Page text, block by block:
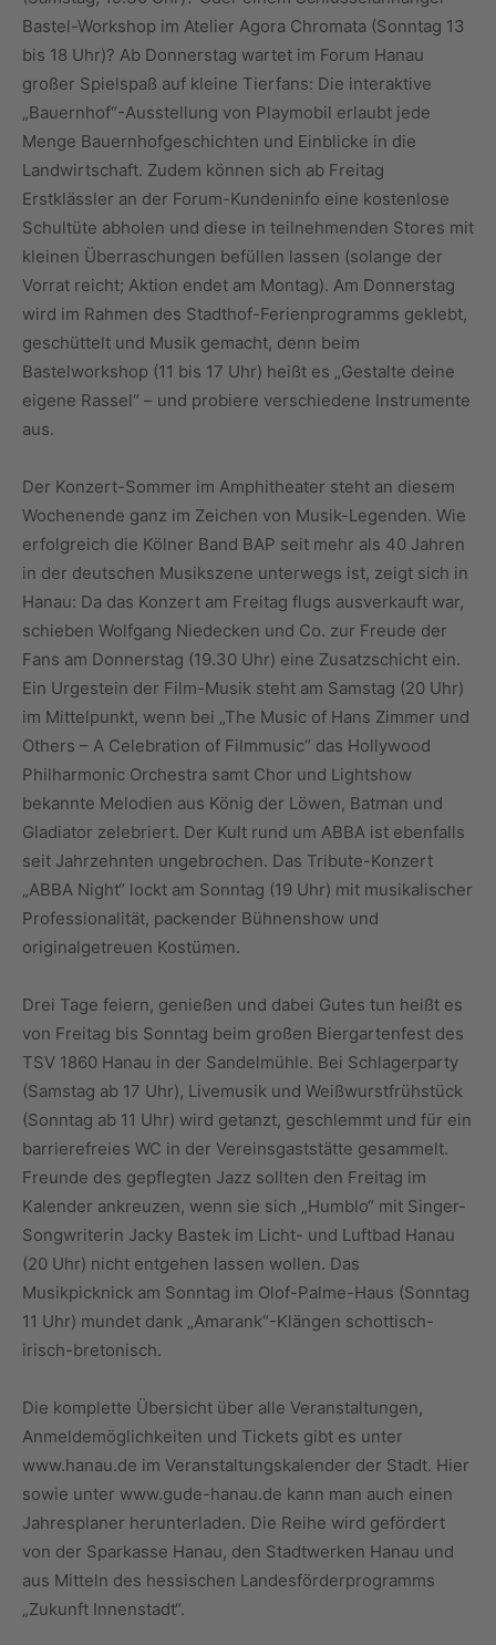
Bastel-Workshop im Atelier Agora Chromata (Sonntag 13
bis 18 Uhr)? Ab Donnerstag wartet im Forum Hanau
großer Spielspaß auf kleine Tierfans: Die interaktive
„Bauernhof“-Ausstellung von Playmobil erlaubt jede
Menge Bauernhofgeschichten und Einblicke in die
Landwirtschaft. Zudem können sich ab Freitag
Erstklässler an der Forum-Kundeninfo eine kostenlose
Schultüte abholen und diese in teilnehmenden Stores mit
kleinen Überraschungen befüllen lassen (solange der
Vorrat reicht; Aktion endet am Montag). Am Donnerstag
wird im Rahmen des Stadthof-Ferienprogramms geklebt,
geschüttelt und Musik gemacht, denn beim
Bastelworkshop (11 bis 17 Uhr) heißt es „Gestalte deine
eigene Rassel“ – und probiere verschiedene Instrumente
aus.
Der Konzert-Sommer im Amphitheater steht an diesem
Wochenende ganz im Zeichen von Musik-Legenden. Wie
erfolgreich die Kölner Band BAP seit mehr als 40 Jahren
in der deutschen Musikszene unterwegs ist, zeigt sich in
Hanau: Da das Konzert am Freitag flugs ausverkauft war,
schieben Wolfgang Niedecken und Co. zur Freude der
Fans am Donnerstag (19.30 Uhr) eine Zusatzschicht ein.
Ein Urgestein der Film-Musik steht am Samstag (20 Uhr)
im Mittelpunkt, wenn bei „The Music of Hans Zimmer und
Others – A Celebration of Filmmusic“ das Hollywood
Philharmonic Orchestra samt Chor und Lightshow
bekannte Melodien aus König der Löwen, Batman und
Gladiator zelebriert. Der Kult rund um ABBA ist ebenfalls
seit Jahrzehnten ungebrochen. Das Tribute-Konzert
„ABBA Night“ lockt am Sonntag (19 Uhr) mit musikalischer
Professionalität, packender Bühnenshow und
originalgetreuen Kostümen.
Drei Tage feiern, genießen und dabei Gutes tun heißt es
von Freitag bis Sonntag beim großen Biergartenfest des
TSV 1860 Hanau in der Sandelmühle. Bei Schlagerparty
(Samstag ab 17 Uhr), Livemusik und Weißwurstfrühstück
(Sonntag ab 11 Uhr) wird getanzt, geschlemmt und für ein
barrierefreies WC in der Vereinsgaststätte gesammelt.
Freunde des gepflegten Jazz sollten den Freitag im
Kalender ankreuzen, wenn sie sich „Humblo“ mit Singer-
Songwriterin Jacky Bastek im Licht- und Luftbad Hanau
(20 Uhr) nicht entgehen lassen wollen. Das
Musikpicknick am Sonntag im Olof-Palme-Haus (Sonntag
11 Uhr) mundet dank „Amarank“-Klängen schottisch-
irisch-bretonisch.
Die komplette Übersicht über alle Veranstaltungen,
Anmeldemöglichkeiten und Tickets gibt es unter
www.hanau.de im Veranstaltungskalender der Stadt. Hier
sowie unter www.gude-hanau.de kann man auch einen
Jahresplaner herunterladen. Die Reihe wird gefördert
von der Sparkasse Hanau, den Stadtwerken Hanau und
aus Mitteln des hessischen Landesförderprogramms
„Zukunft Innenstadt“.